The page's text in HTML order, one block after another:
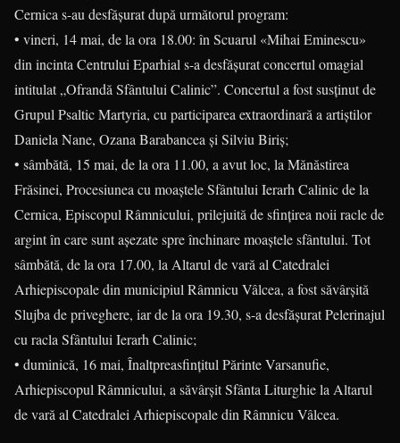
Cernica s-au desfășurat după următorul program:
• vineri, 14 mai, de la ora 18.00: în Scuarul «Mihai Eminescu»
din incinta Centrului Eparhial s-a desfășurat concertul omagial
intitulat „Ofrandă Sfântului Calinic”. Concertul a fost susținut de
Grupul Psaltic Martyria, cu participarea extraordinară a artiștilor
Daniela Nane, Ozana Barabancea și Silviu Biriș;
• sâmbătă, 15 mai, de la ora 11.00, a avut loc, la Mănăstirea
Frăsinei, Procesiunea cu moaștele Sfântului Ierarh Calinic de la
Cernica, Episcopul Râmnicului, prilejuită de sfințirea noii racle de
argint în care sunt așezate spre închinare moaștele sfântului. Tot
sâmbătă, de la ora 17.00, la Altarul de vară al Catedralei
Arhiepiscopale din municipiul Râmnicu Vâlcea, a fost săvârșită
Slujba de priveghere, iar de la ora 19.30, s-a desfășurat Pelerinajul
cu racla Sfântului Ierarh Calinic;
• duminică, 16 mai, Înaltpreasfințitul Părinte Varsanufie,
Arhiepiscopul Râmnicului, a săvârșit Sfânta Liturghie la Altarul
de vară al Catedralei Arhiepiscopale din Râmnicu Vâlcea.